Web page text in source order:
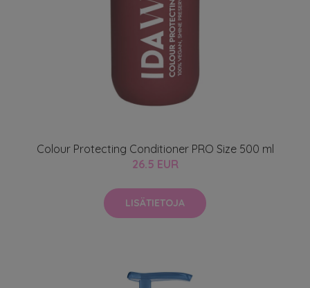
Colour Protecting Conditioner PRO Size 500 ml
26.5 EUR
LISÄTIETOJA